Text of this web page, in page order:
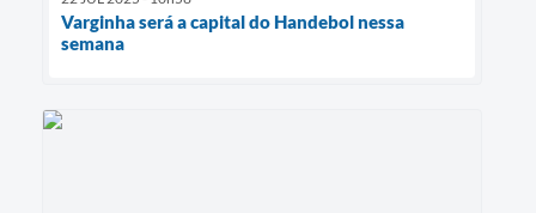
Varginha será a capital do Handebol nessa
semana